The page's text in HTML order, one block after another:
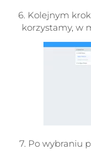
6. Kolejnym
korzystamy, w
7. Po wybraniu